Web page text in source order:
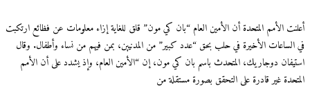
أعلنت الأمم المتحدة أن الأمين العام “بان كي مون” قلق للغاية إزاء معلومات عن فظائع ارتكبت
في الساعات الأخيرة في حلب بحق “عدد كبير” من المدنيين، بمن فيهم من نساء وأطفال. وقال
استيفان دوجاريك، المتحدث باسم بان كي مون، إن “الأمين العام، وإذ يشدد على أن الأمم
المتحدة غير قادرة على التحقق بصورة مستقلة من